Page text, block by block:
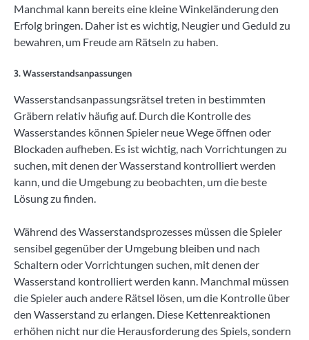
Manchmal kann bereits eine kleine Winkeländerung den
Erfolg bringen. Daher ist es wichtig, Neugier und Geduld zu
bewahren, um Freude am Rätseln zu haben.
3. Wasserstandsanpassungen
Wasserstandsanpassungsrätsel treten in bestimmten
Gräbern relativ häufig auf. Durch die Kontrolle des
Wasserstandes können Spieler neue Wege öffnen oder
Blockaden aufheben. Es ist wichtig, nach Vorrichtungen zu
suchen, mit denen der Wasserstand kontrolliert werden
kann, und die Umgebung zu beobachten, um die beste
Lösung zu finden.
Während des Wasserstandsprozesses müssen die Spieler
sensibel gegenüber der Umgebung bleiben und nach
Schaltern oder Vorrichtungen suchen, mit denen der
Wasserstand kontrolliert werden kann. Manchmal müssen
die Spieler auch andere Rätsel lösen, um die Kontrolle über
den Wasserstand zu erlangen. Diese Kettenreaktionen
erhöhen nicht nur die Herausforderung des Spiels, sondern